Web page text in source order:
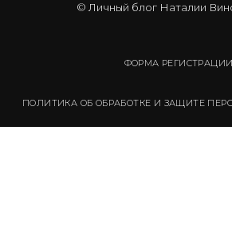
© Личный блог Наталии
ФОРМА РЕГИСТРАЦИИ
ПОЛИТИКА ОБ ОБРАБОТКЕ И ЗАЩИТЕ